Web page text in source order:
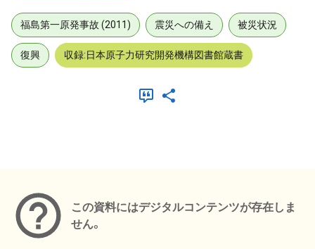
福島第一原発事故 (2011) 震災への備え 被災状況
復興 収録:日本原子力研究開発機構図書館蔵書
この資料にはデジタルコンテンツが存在しま
せん。